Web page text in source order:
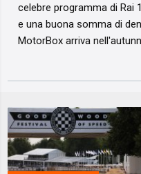
celebre programma di Rai
e una buona somma di
MotorBox arriva